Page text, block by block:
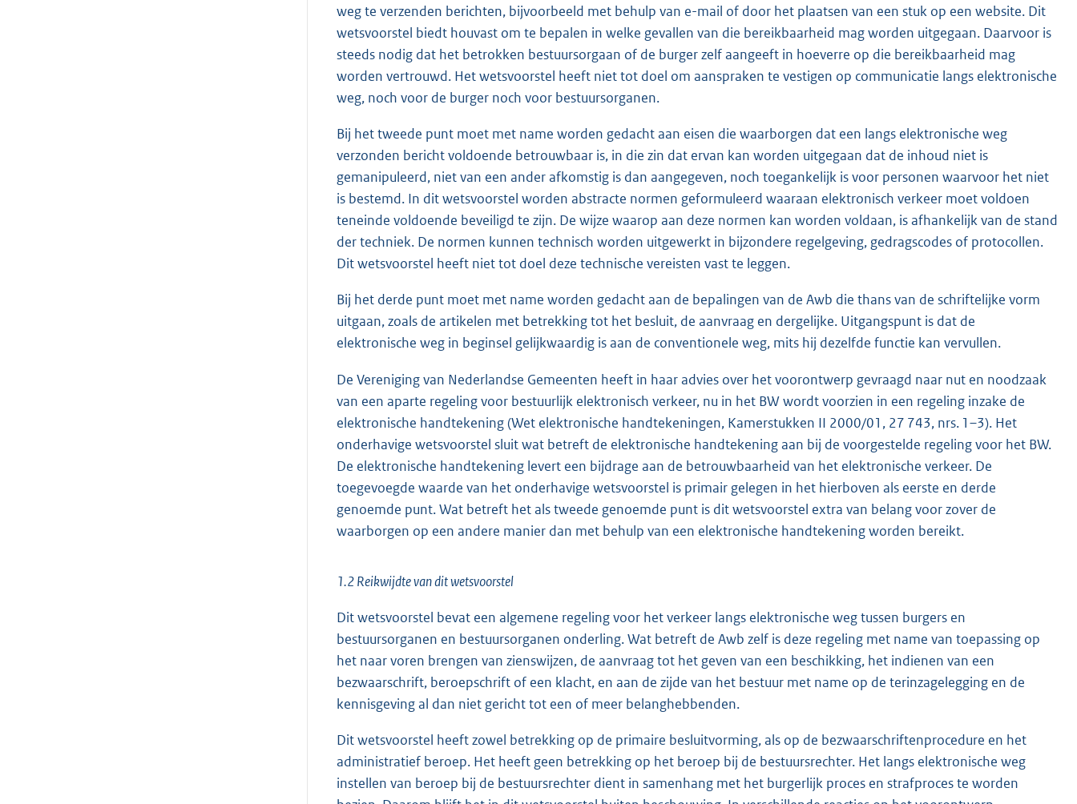
weg te verzenden berichten, bijvoorbeeld met behulp van e-mail of door het plaatsen van een stuk op een website. Dit
wetsvoorstel biedt houvast om te bepalen in welke gevallen van die bereikbaarheid mag worden uitgegaan. Daarvoor is
steeds nodig dat het betrokken bestuursorgaan of de burger zelf aangeeft in hoeverre op die bereikbaarheid mag
worden vertrouwd. Het wetsvoorstel heeft niet tot doel om aanspraken te vestigen op communicatie langs elektronische
weg, noch voor de burger noch voor bestuursorganen.
Bij het tweede punt moet met name worden gedacht aan eisen die waarborgen dat een langs elektronische weg
verzonden bericht voldoende betrouwbaar is, in die zin dat ervan kan worden uitgegaan dat de inhoud niet is
gemanipuleerd, niet van een ander afkomstig is dan aangegeven, noch toegankelijk is voor personen waarvoor het niet
is bestemd. In dit wetsvoorstel worden abstracte normen geformuleerd waaraan elektronisch verkeer moet voldoen
teneinde voldoende beveiligd te zijn. De wijze waarop aan deze normen kan worden voldaan, is afhankelijk van de stand
der techniek. De normen kunnen technisch worden uitgewerkt in bijzondere regelgeving, gedragscodes of protocollen.
Dit wetsvoorstel heeft niet tot doel deze technische vereisten vast te leggen.
Bij het derde punt moet met name worden gedacht aan de bepalingen van de Awb die thans van de schriftelijke vorm
uitgaan, zoals de artikelen met betrekking tot het besluit, de aanvraag en dergelijke. Uitgangspunt is dat de
elektronische weg in beginsel gelijkwaardig is aan de conventionele weg, mits hij dezelfde functie kan vervullen.
De Vereniging van Nederlandse Gemeenten heeft in haar advies over het voorontwerp gevraagd naar nut en noodzaak
van een aparte regeling voor bestuurlijk elektronisch verkeer, nu in het BW wordt voorzien in een regeling inzake de
elektronische handtekening (Wet elektronische handtekeningen, Kamerstukken II 2000/01, 27 743, nrs. 1–3). Het
onderhavige wetsvoorstel sluit wat betreft de elektronische handtekening aan bij de voorgestelde regeling voor het BW.
De elektronische handtekening levert een bijdrage aan de betrouwbaarheid van het elektronische verkeer. De
toegevoegde waarde van het onderhavige wetsvoorstel is primair gelegen in het hierboven als eerste en derde
genoemde punt. Wat betreft het als tweede genoemde punt is dit wetsvoorstel extra van belang voor zover de
waarborgen op een andere manier dan met behulp van een elektronische handtekening worden bereikt.
1.2 Reikwijdte van dit wetsvoorstel
Dit wetsvoorstel bevat een algemene regeling voor het verkeer langs elektronische weg tussen burgers en
bestuursorganen en bestuursorganen onderling. Wat betreft de Awb zelf is deze regeling met name van toepassing op
het naar voren brengen van zienswijzen, de aanvraag tot het geven van een beschikking, het indienen van een
bezwaarschrift, beroepschrift of een klacht, en aan de zijde van het bestuur met name op de terinzagelegging en de
kennisgeving al dan niet gericht tot een of meer belanghebbenden.
Dit wetsvoorstel heeft zowel betrekking op de primaire besluitvorming, als op de bezwaarschriftenprocedure en het
administratief beroep. Het heeft geen betrekking op het beroep bij de bestuursrechter. Het langs elektronische weg
instellen van beroep bij de bestuursrechter dient in samenhang met het burgerlijk proces en strafproces te worden